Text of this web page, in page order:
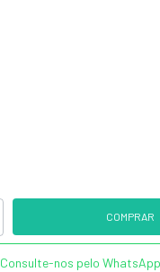
Consulte-nos pelo WhatsApp